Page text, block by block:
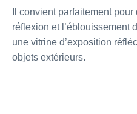
Il convient parfaitement
réflexion et l’éblouissement
une vitrine d’exposition
objets extérieurs.